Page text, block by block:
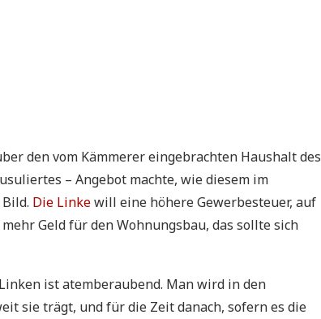
den vom Kämmerer eingebrachten Haushalt des
– Angebot machte, wie diesem im
Die Linkewill eine höhere Gewerbesteuer, auf
Geld für den Wohnungsbau, das sollte sich
ist atemberaubend. Man wird in den
sie trägt, und für die Zeit danach, sofern es die